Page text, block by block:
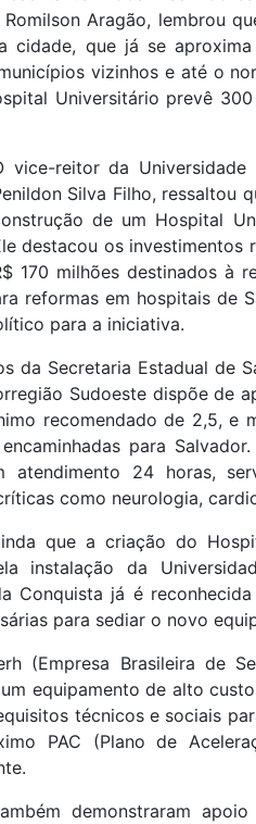
Aragão, lembrou
cidade, que já se
vizinhos e até o
Universitário prevê
vice-reitor da Universidade
Silva Filho, ressaltou
de um Hospital
destacou os investimentos
170 milhões destinados à
reformas em hospitais de
para a iniciativa.
da Secretaria Estadual de
Sudoeste dispõe de
recomendado de 2,5, e
para
atendimento 24 horas,
como neurologia,
que a criação do
instalação da
Conquista já é
para sediar o novo
(Empresa Brasileira de
equipamento de alto
técnicos e sociais
PAC (Plano de
demonstraram